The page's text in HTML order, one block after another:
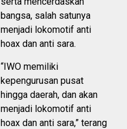
bangsa, salah satunya
menjadi lokomotif anti
hoax dan anti sara.
“IWO memiliki
kepengurusan pusat
hingga daerah, dan akan
menjadi lokomotif anti
hoax dan anti sara,” terang